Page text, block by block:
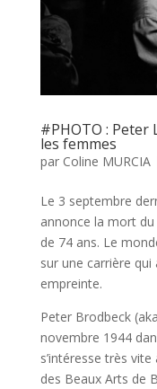
#PHOTO : Peter
les femmes
par Coline MURCIA
Le 3 septembre
annonce la mort
de 74 ans. Le
sur une carrière
empreinte.
Peter Brodbeck
novembre 1944
s’intéresse très vite
des Beaux Arts de